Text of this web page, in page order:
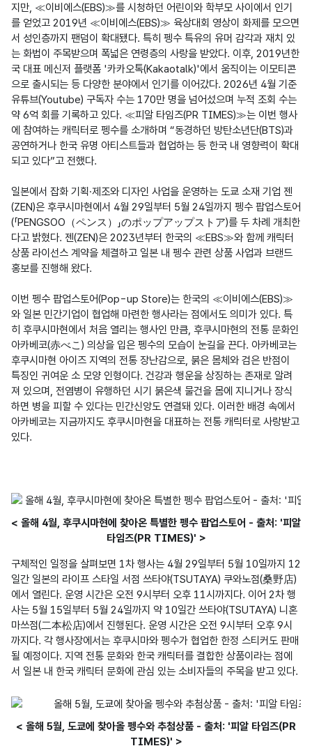
지만, ≪이비에스(EBS)≫를 시청하던 어린이와 학부모 사이에서 인기
를 얻었고 2019년 ≪이비에스(EBS)≫ 육상대회 영상이 화제를 모으면
서 성인층까지 팬덤이 확대됐다. 특히 펭수 특유의 유머 감각과 재치 있
는 화법이 주목받으며 폭넓은 연령층의 사랑을 받았다. 이후, 2019년한
국 대표 메신저 플랫폼 '카카오톡(Kakaotalk)'에서 움직이는 이모티콘
으로 출시되는 등 다양한 분야에서 인기를 이어갔다. 2026년 4월 기준
유튜브(Youtube) 구독자 수는 170만 명을 넘어섰으며 누적 조회 수는
약 6억 회를 기록하고 있다. ≪피알 타임즈(PR TIMES)≫는 이번 행사
에 참여하는 캐릭터로 펭수를 소개하며 “동경하던 방탄소년단(BTS)과
공연하거나 한국 유명 아티스트들과 협업하는 등 한국 내 영향력이 확대
되고 있다”고 전했다.
일본에서 잡화 기획·제조와 디자인 사업을 운영하는 도쿄 소재 기업 젠
(ZEN)은 후쿠시마현에서 4월 29일부터 5월 24일까지 펭수 팝업스토어
(「PENGSOO（ペンス）」のポップアップストア)를 두 차례 개최한
다고 밝혔다. 젠(ZEN)은 2023년부터 한국의 ≪EBS≫와 함께 캐릭터
상품 라이선스 계약을 체결하고 일본 내 펭수 관련 상품 사업과 브랜드
홍보를 진행해 왔다.
이번 펭수 팝업스토어(Pop-up Store)는 한국의 ≪이비에스(EBS)≫
와 일본 민간기업이 협업해 마련한 행사라는 점에서도 의미가 있다. 특
히 후쿠시마현에서 처음 열리는 행사인 만큼, 후쿠시마현의 전통 문화인
아카베코(赤べこ) 의상을 입은 펭수의 모습이 눈길을 끈다. 아카베코는
후쿠시마현 아이즈 지역의 전통 장난감으로, 붉은 몸체와 검은 반점이
특징인 귀여운 소 모양 인형이다. 건강과 행운을 상징하는 존재로 알려
져 있으며, 전염병이 유행하던 시기 붉은색 물건을 몸에 지니거나 장식
하면 병을 피할 수 있다는 민간신앙도 연결돼 있다. 이러한 배경 속에서
아카베코는 지금까지도 후쿠시마현을 대표하는 전통 캐릭터로 사랑받고
있다.
< 올해 4월, 후쿠시마현에 찾아온 특별한 펭수 팝업스토어 - 출처: '피알
타임즈(PR TIMES)' >
구체적인 일정을 살펴보면 1차 행사는 4월 29일부터 5월 10일까지 12
일간 일본의 라이프 스타일 서점 쓰타야(TSUTAYA) 쿠와노점(桑野店)
에서 열린다. 운영 시간은 오전 9시부터 오후 11시까지다. 이어 2차 행
사는 5월 15일부터 5월 24일까지 약 10일간 쓰타야(TSUTAYA) 니혼
마쓰점(二本松店)에서 진행된다. 운영 시간은 오전 9시부터 오후 9시
까지다. 각 행사장에서는 후쿠시마와 펭수가 협업한 한정 스티커도 판매
될 예정이다. 지역 전통 문화와 한국 캐릭터를 결합한 상품이라는 점에
서 일본 내 한국 캐릭터 문화에 관심 있는 소비자들의 주목을 받고 있다.
< 올해 5월, 도쿄에 찾아올 펭수와 추첨상품 - 출처: '피알 타임즈(PR
TIMES)' >